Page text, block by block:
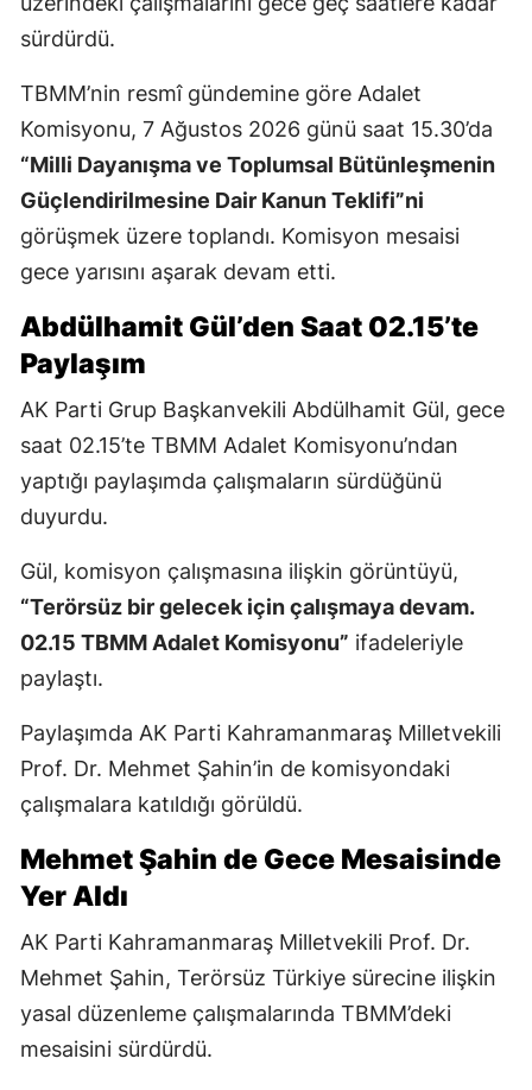
sürdürdü.
TBMM’nin resmî gündemine göre Adalet
Komisyonu, 7 Ağustos 2026 günü saat 15.30’da
“Milli Dayanışma ve Toplumsal Bütünleşmenin
Güçlendirilmesine Dair Kanun Teklifi”ni
görüşmek üzere toplandı. Komisyon mesaisi
gece yarısını aşarak devam etti.
Abdülhamit Gül’den Saat 02.15’te
Paylaşım
AK Parti Grup Başkanvekili Abdülhamit Gül, gece
saat 02.15’te TBMM Adalet Komisyonu’ndan
yaptığı paylaşımda çalışmaların sürdüğünü
duyurdu.
Gül, komisyon çalışmasına ilişkin görüntüyü,
“Terörsüz bir gelecek için çalışmaya devam.
02.15 TBMM Adalet Komisyonu” ifadeleriyle
paylaştı.
Paylaşımda AK Parti Kahramanmaraş Milletvekili
Prof. Dr. Mehmet Şahin’in de komisyondaki
çalışmalara katıldığı görüldü.
Mehmet Şahin de Gece Mesaisinde
Yer Aldı
AK Parti Kahramanmaraş Milletvekili Prof. Dr.
Mehmet Şahin, Terörsüz Türkiye sürecine ilişkin
yasal düzenleme çalışmalarında TBMM’deki
mesaisini sürdürdü.